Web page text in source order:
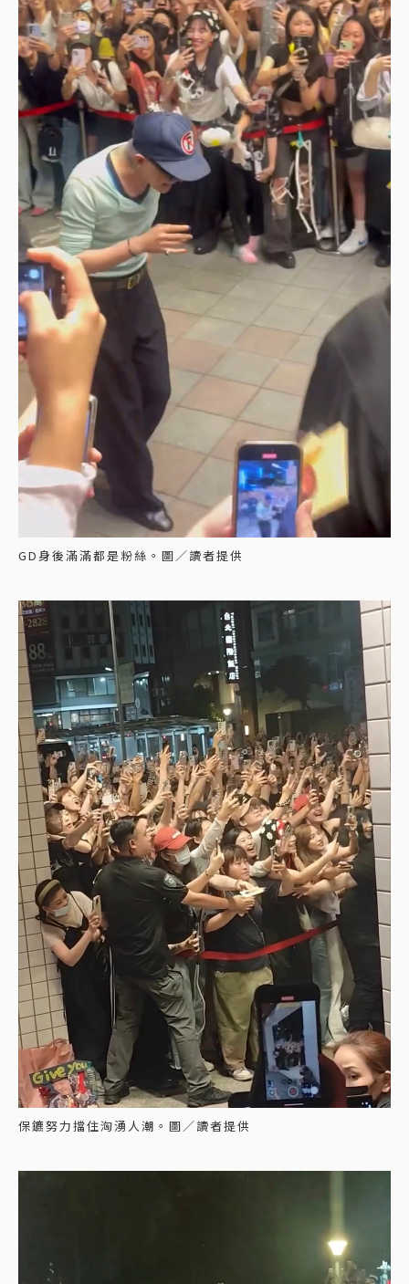
GD身後滿滿都是粉絲。圖／讀者提供
保鑣努力擋住洶湧人潮。圖／讀者提供